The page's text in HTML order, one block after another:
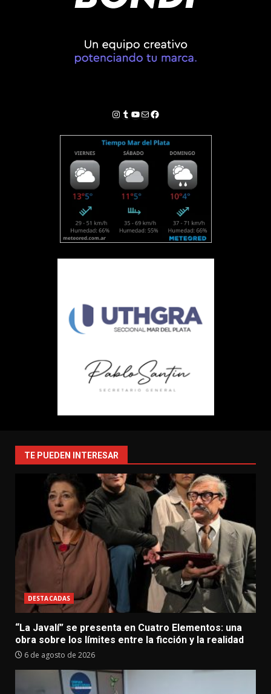
Instagram
Tumblr
YouTube
Correo electrónico
Facebook
TE PUEDEN INTERESAR
DESTACADAS
“La Javalí” se presenta en Cuatro Elementos: una
obra sobre los límites entre la ficción y la realidad
6 de agosto de 2026